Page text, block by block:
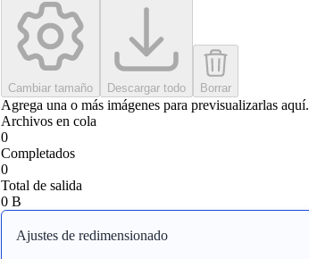
Cambiar tamaño Descargar todo Borrar
Agrega una o más imágenes para previsualizarlas aquí.
Archivos en cola
0
Completados
0
Total de salida
0 B
Ajustes de redimensionado